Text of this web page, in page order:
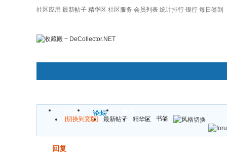
社区应用 最新帖子 精华区 社区服务 会员列表 统计排行 银行 每日签到
门户 论坛
[切换到宽版] 最新帖子 精华区 书签
回复